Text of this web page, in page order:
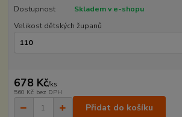
Dostupnost
Skladem v e-shopu
Velikost dětských županů
678 Kč/ks
560 Kč bez DPH
Přidat do košíku